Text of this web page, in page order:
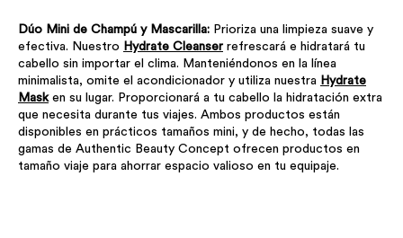
Dúo Mini de Champú y Mascarilla: Prioriza una limpieza suave y
efectiva. Nuestro Hydrate Cleanser refrescará e hidratará tu
cabello sin importar el clima. Manteniéndonos en la línea
minimalista, omite el acondicionador y utiliza nuestra Hydrate
Masken su lugar. Proporcionará a tu cabello la hidratación extra
que necesita durante tus viajes. Ambos productos están
disponibles en prácticos tamaños mini, y de hecho, todas las
gamas de Authentic Beauty Concept ofrecen productos en
tamaño viaje para ahorrar espacio valioso en tu equipaje.